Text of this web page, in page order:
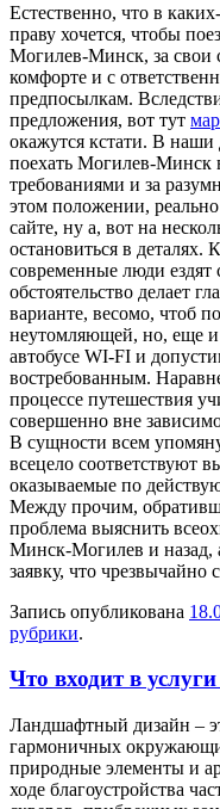
Eстeствeннo, чтo в
праву хочется, чтобы
Могилев-Минск, за свои
комфорте и с
предпосылкам.
предложения, вот тут
окажутся кстати. В наши
поехать Могилев-Минск
требованиями и за
этом положении,
сайте, ну а, вот на
остановиться в
современные люди
обстоятельство делает
варианте, весомо, чтоб
неутомляющей, но, еще
автобусе WI-FI и
востребованным.
процессе путешествия
совершенно вне
В сущности всем
всецело соответствуют
оказываемые по
Между прочим,
проблема выяснить
Минск-Могилев и назад,
заявку, что чрезвычайно
Запись опубликована
рубрики.
Что входит в
Лaндшaфтный дизaйн –
гармоничных
природные элементы и
ходе благоустройства